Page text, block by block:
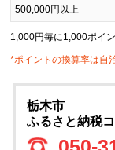
500,000円以上
1,000円毎に1,000ポイ
*ポイントの換算率は自
栃木市
ふるさと納税